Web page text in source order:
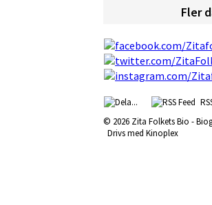
Fler
© 2026 Zita Folkets Bio -
Drivs med Kinoplex